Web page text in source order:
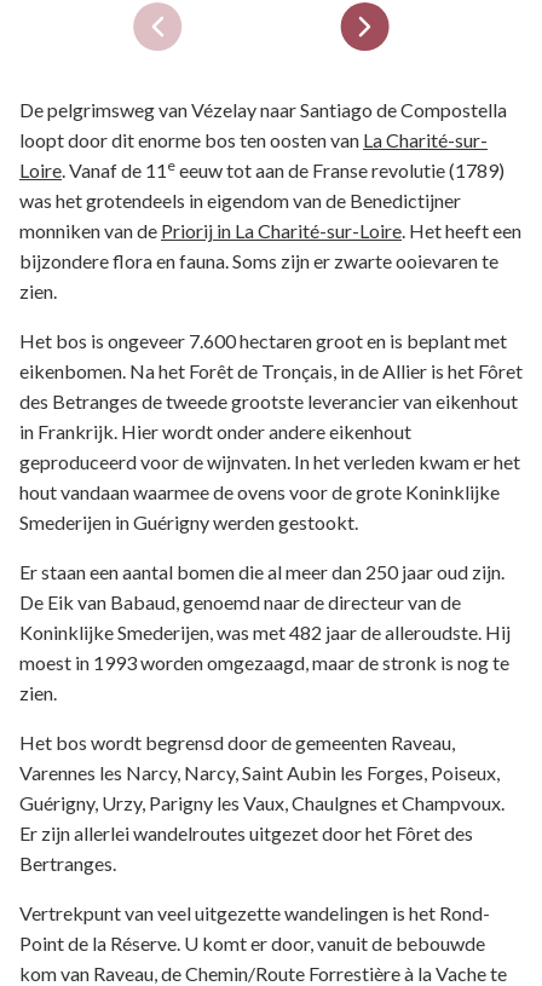
De pelgrimsweg van Vézelay naar Santiago de Compostella
loopt door dit enorme bos ten oosten van La Charité-sur-
Loire . Vanaf de 11 e eeuw tot aan de Franse revolutie (1789)
was het grotendeels in eigendom van de Benedictijner
monniken van de Priorij in La Charité-sur-Loire . Het heeft een
bijzondere flora en fauna. Soms zijn er zwarte ooievaren te
zien.
Het bos is ongeveer 7.600 hectaren groot en is beplant met
eikenbomen. Na het Forêt de Tronçais, in de Allier is het Fôret
des Betranges de tweede grootste leverancier van eikenhout
in Frankrijk. Hier wordt onder andere eikenhout
geproduceerd voor de wijnvaten. In het verleden kwam er het
hout vandaan waarmee de ovens voor de grote Koninklijke
Smederijen in Guérigny werden gestookt.
Er staan een aantal bomen die al meer dan 250 jaar oud zijn.
De Eik van Babaud, genoemd naar de directeur van de
Koninklijke Smederijen, was met 482 jaar de alleroudste. Hij
moest in 1993 worden omgezaagd, maar de stronk is nog te
zien.
Het bos wordt begrensd door de gemeenten Raveau,
Varennes les Narcy, Narcy, Saint Aubin les Forges, Poiseux,
Guérigny, Urzy, Parigny les Vaux, Chaulgnes et Champvoux.
Er zijn allerlei wandelroutes uitgezet door het Fôret des
Bertranges.
Vertrekpunt van veel uitgezette wandelingen is het Rond-
Point de la Réserve. U komt er door, vanuit de bebouwde
kom van Raveau, de Chemin/Route Forrestière à la Vache te